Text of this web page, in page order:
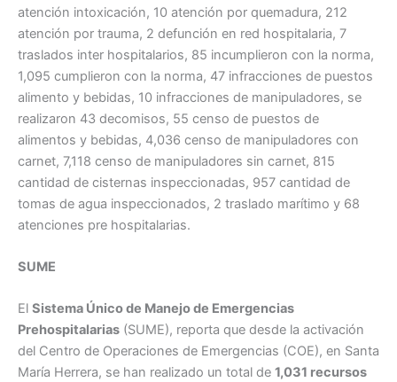
atención intoxicación, 10 atención por quemadura, 212
atención por trauma, 2 defunción en red hospitalaria, 7
traslados inter hospitalarios, 85 incumplieron con la norma,
1,095 cumplieron con la norma, 47 infracciones de puestos
alimento y bebidas, 10 infracciones de manipuladores, se
realizaron 43 decomisos, 55 censo de puestos de
alimentos y bebidas, 4,036 censo de manipuladores con
carnet, 7,118 censo de manipuladores sin carnet, 815
cantidad de cisternas inspeccionadas, 957 cantidad de
tomas de agua inspeccionados, 2 traslado marítimo y 68
atenciones pre hospitalarias.
SUME
El Sistema Único de Manejo de Emergencias
Prehospitalarias (SUME), reporta que desde la activación
del Centro de Operaciones de Emergencias (COE), en Santa
María Herrera, se han realizado un total de 1,031 recursos